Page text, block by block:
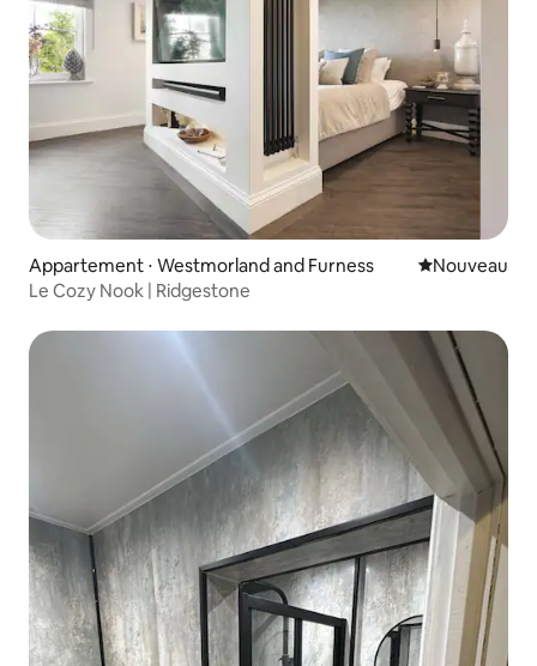
Appartement ⋅ Westmorland and Furness Nouvel
Nouveau
Le Cozy Nook | Ridgestone